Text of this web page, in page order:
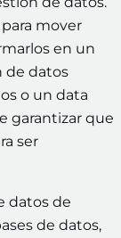
mover
en un
de datos
o un data
garantizar que
ser
datos de
de datos,